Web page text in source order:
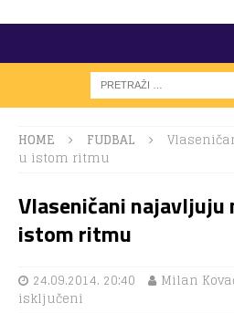
HOME FUDBAL
u istom ritmu
Vlaseničani najavljuju
istom ritmu
24.09.2014. 20:40 Milan
isključeni